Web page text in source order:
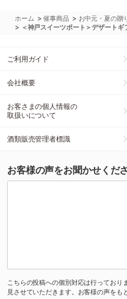
ホーム >催事商品 > お中元・夏の贈
> ＜神戸スイーツポート＞デザートギ
ご利用ガイド
会社概要
お客さまの個人情報の
取扱いについて
酒類販売管理者標識
お客様の声をお聞かせくだ
こちらの投稿への個別対応は行っており
見させていただきます。お客様の声をも